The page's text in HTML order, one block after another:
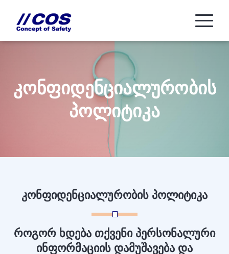
კონფიდენციალურობის
პოლიტიკა
კონფიდენციალურობის პოლიტიკა
როგორ ხდება თქვენი პერსონალური
ინფორმაციის დამუშავება და